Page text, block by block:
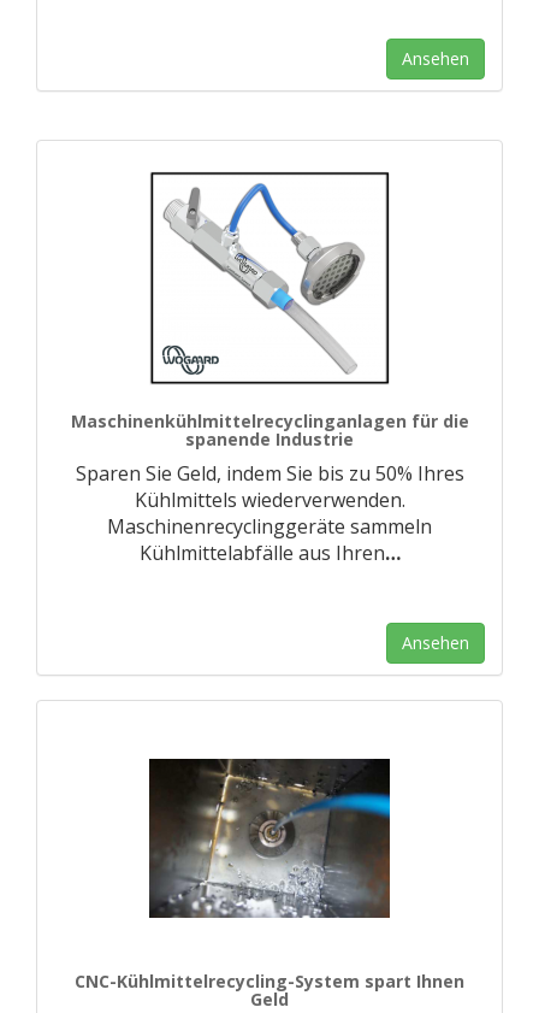
Ansehen
Maschinenkühlmittelrecyclinganlagen für die
spanende Industrie
Sparen Sie Geld, indem Sie bis zu 50% Ihres
Kühlmittels wiederverwenden.
Maschinenrecyclinggeräte sammeln
Kühlmittelabfälle aus Ihren…
Ansehen
CNC-Kühlmittelrecycling-System spart Ihnen
Geld